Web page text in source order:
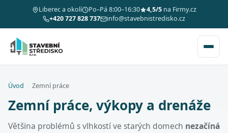
Liberec a okolí Po–Pá 8:00–16:30 4,5/5na Firmy.cz
+420 727 828 737
info@stavebnistredisko.cz
Úvod Zemní práce
Zemní práce, výkopy a drenáže
Většina problémů s vlhkostí ve starých domech nezačíná